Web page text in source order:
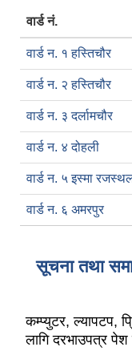
वार्ड नं.
वार्ड न. १ हस्तिचौर
वार्ड न. २ हस्तिचौर
वार्ड न. ३ दर्लामचौर
वार्ड न. ४ दोहली
वार्ड न. ५ इस्मा
वार्ड न. ६ अमरपुर
सूचना तथा
कम्प्युटर, ल्यापटप,
लागि दरभाउपत्र पेश